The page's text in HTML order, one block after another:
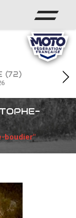
(72)
boudier"